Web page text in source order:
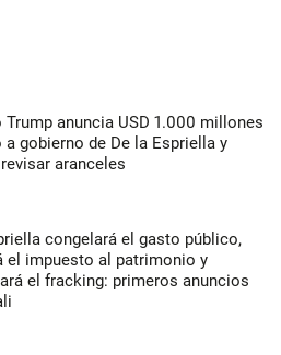
Trump anuncia USD 1.000 millones
a gobierno de De la Espriella y
aranceles
congelará el gasto público,
el impuesto al patrimonio y
el fracking: primeros anuncios